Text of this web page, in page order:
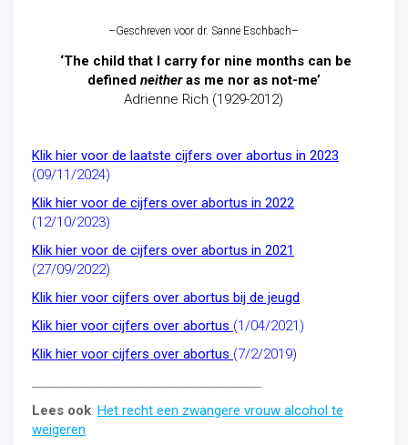
–Geschreven voor dr. Sanne Eschbach–
‘The child that I carry for nine months can be
defined neitheras me nor as not-me’
Adrienne Rich (1929-2012)
Klik hier voor de laatste cijfers over abortus in 2023
(09/11/2024)
Klik hier voor de cijfers over abortus in 2022
(12/10/2023)
Klik hier voor de cijfers over abortus in 2021
(27/09/2022)
Klik hier voor cijfers over abortus bij de jeugd
Klik hier voor cijfers over abortus (1/04/2021)
Klik hier voor cijfers over abortus (7/2/2019)
Lees ook: Het recht een zwangere vrouw alcohol te
weigeren